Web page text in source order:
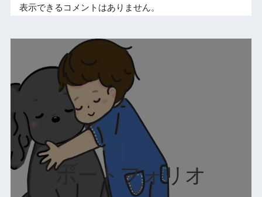
表示できるコメントはありません。
ポートフォリオ